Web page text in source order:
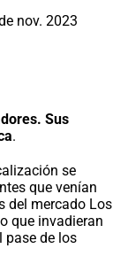
nov. 2023
Sus
.
se
que venían
del mercado Los
que invadieran
pase de los